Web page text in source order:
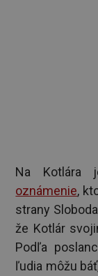
Na Kotlára
oznámenie,
strany
že Kotlár
Podľa
ľudia môžu